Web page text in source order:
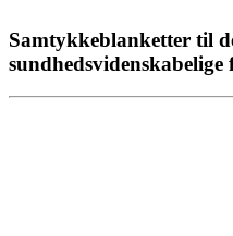
Samtykkeblanketter til